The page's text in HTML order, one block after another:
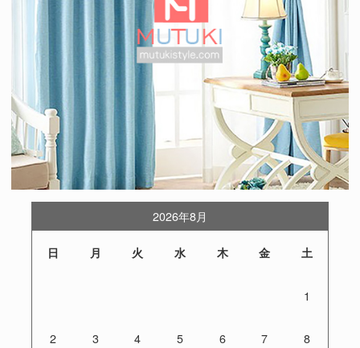
2026年8月
日 月 火 水 木 金 土
1
2 3 4 5 6 7 8